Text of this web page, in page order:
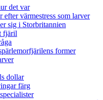
det var
värmestress som larver
sig i Storbritannien
fjäril
former
dollar
färg